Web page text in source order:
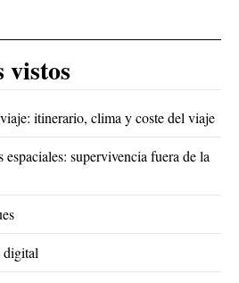
vistos
itinerario, clima y coste del viaje
supervivencia fuera de la